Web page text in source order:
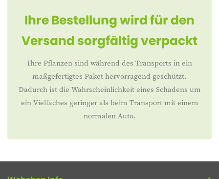
Ihre Bestellung wird für den
Versand sorgfältig verpackt
Ihre Pflanzen sind während des Transports in ein
maßgefertigtes Paket hervorragend geschützt.
Dadurch ist die Wahrscheinlichkeit eines Schadens um
ein Vielfaches geringer als beim Transport mit einem
normalen Auto.